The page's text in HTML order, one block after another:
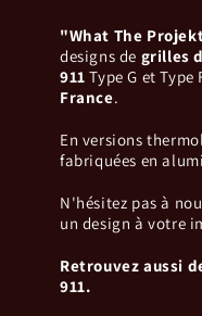
"What The
designs de grilles
911 Type G et Type
France.
En versions
fabriquées en
N'hésitez pas à
un design à votre
Retrouvez aussi
911.